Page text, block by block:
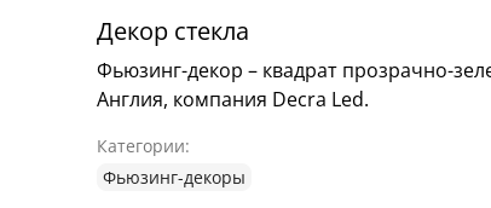
Декор стекла
Фьюзинг-декор – квадрат прозрачно-
Англия, компания Decra Led.
Категории:
Фьюзинг-декоры